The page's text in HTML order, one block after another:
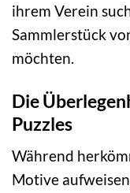
ihrem Verein
Sammlerstück
möchten.
Die
Puzzles
Während
Motive